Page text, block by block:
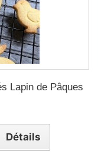
Lapin de Pâques
Détails